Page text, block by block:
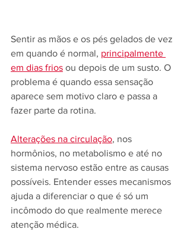
Sentir as mãos e os pés gelados de vez
em quando é normal, principalmente
em dias frios ou depois de um susto. O
problema é quando essa sensação
aparece sem motivo claro e passa a
fazer parte da rotina.
Alterações na circulação, nos
hormônios, no metabolismo e até no
sistema nervoso estão entre as causas
possíveis. Entender esses mecanismos
ajuda a diferenciar o que é só um
incômodo do que realmente merece
atenção médica.